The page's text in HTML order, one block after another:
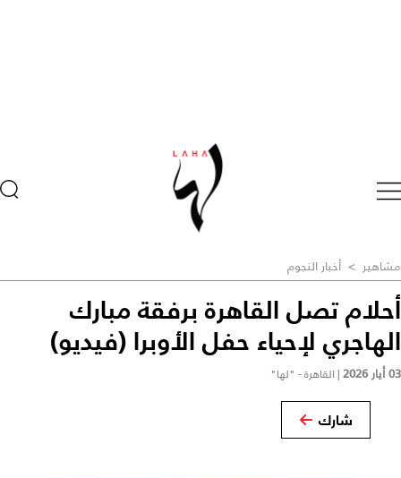
مشاهير > أخبار النجوم
أحلام تصل القاهرة برفقة مبارك
الهاجري لإحياء حفل الأوبرا (فيديو)
03 أيار 2026 | القاهرة - "لها"
شارك